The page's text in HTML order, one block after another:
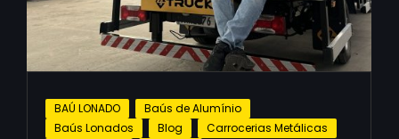
BAÚ LONADO
Baús de Alumínio
Baús Lonados
Blog
Carrocerias Metálicas